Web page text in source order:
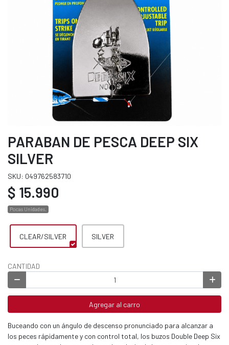
PARABAN DE PESCA DEEP SIX
SILVER
SKU: 049762583710
$ 15.990
Pocas Unidades.
CLEAR/SILVER SILVER
CANTIDAD
Agregar al carro
Buceando con un ángulo de descenso pronunciado para alcanzar a
los peces rápidamente y con control total, los buzos Double Deep Six